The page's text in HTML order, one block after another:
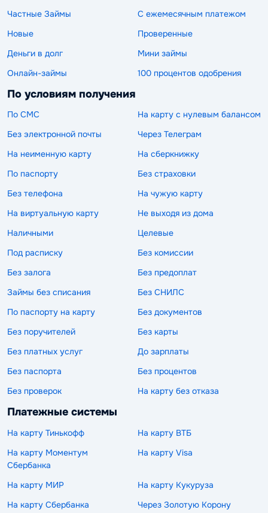
Частные Займы
С ежемесячным платежом
Новые
Проверенные
Деньги в долг
Мини займы
Онлайн-займы
100 процентов одобрения
По условиям получения
По СМС
На карту с нулевым балансом
Без электронной почты
Через Телеграм
На неименную карту
На сберкнижку
По паспорту
Без страховки
Без телефона
На чужую карту
На виртуальную карту
Не выходя из дома
Наличными
Целевые
Под расписку
Без комиссии
Без залога
Без предоплат
Займы без списания
Без СНИЛС
По паспорту на карту
Без документов
Без поручителей
Без карты
Без платных услуг
До зарплаты
Без паспорта
Без процентов
Без проверок
На карту без отказа
Платежные системы
На карту Тинькофф
На карту ВТБ
На карту Моментум
Сбербанка
На карту Visa
На карту МИР
На карту Кукуруза
На карту Сбербанка
Через Золотую Корону